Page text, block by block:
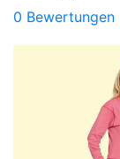
0 Bewertungen